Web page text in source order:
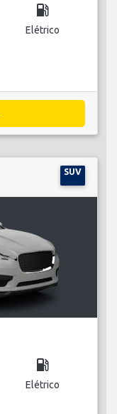
local_gas_station
Elétrico
SUV
local_gas_station
Elétrico